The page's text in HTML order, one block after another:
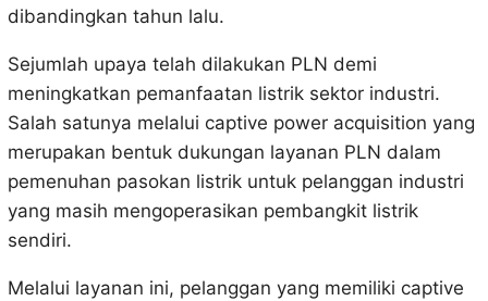
dibandingkan tahun lalu.
Sejumlah upaya telah dilakukan PLN demi
meningkatkan pemanfaatan listrik sektor industri.
Salah satunya melalui captive power acquisition yang
merupakan bentuk dukungan layanan PLN dalam
pemenuhan pasokan listrik untuk pelanggan industri
yang masih mengoperasikan pembangkit listrik
sendiri.
Melalui layanan ini, pelanggan yang memiliki captive